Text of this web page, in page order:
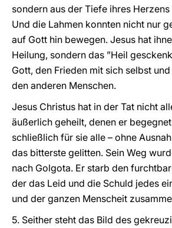
sondern aus der Tiefe ihres
Und die Lahmen konnten nicht nur
auf Gott hin bewegen. Jesus hat
Heilung, sondern das ”Heil
Gott, den Frieden mit sich selbst
den anderen Menschen.
Jesus Christus hat in der Tat nicht
äußerlich geheilt, denen er
schließlich für sie alle – ohne
das bitterste gelitten. Sein Weg
nach Golgota. Er starb den
der das Leid und die Schuld jedes
und der ganzen Menscheit
5. Seither steht das Bild des